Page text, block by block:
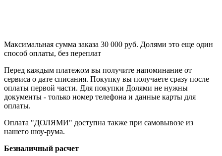
Максимальная сумма заказа 30 000 руб. Долями это еще один
способ оплаты, без переплат
Перед каждым платежом вы получите напоминание от
сервиса о дате списания. Покупку вы получаете сразу после
оплаты первой части. Для покупки Долями не нужны
документы - только номер телефона и данные карты для
оплаты.
Оплата "ДОЛЯМИ" доступна также при самовывозе из
нашего шоу-рума.
Безналичный расчет